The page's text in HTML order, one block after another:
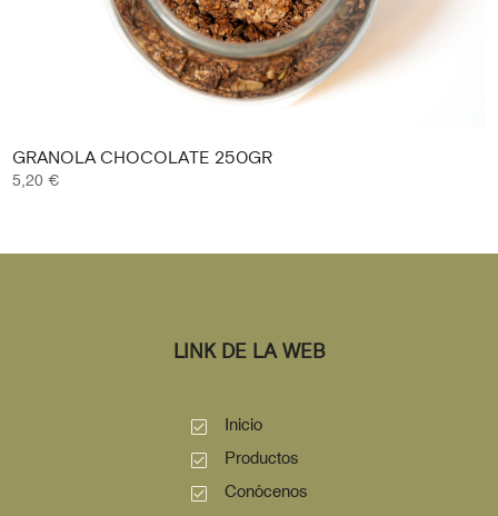
GRANOLA CHOCOLATE 250GR
5,20€
LINK DE LA WEB
Inicio
Productos
Conócenos